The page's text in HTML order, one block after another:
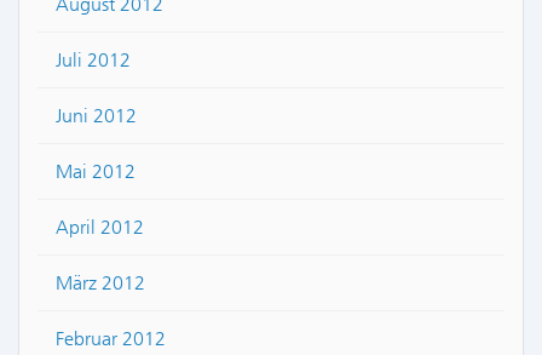
Juli 2012
Juni 2012
Mai 2012
April 2012
März 2012
Februar 2012